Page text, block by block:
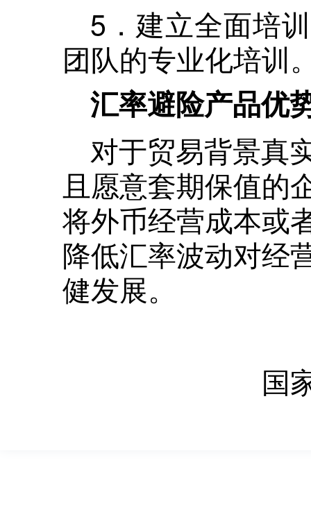
5．建立全面培
团队的专业化培训
汇率避险产品优
对于贸易背景真
且愿意套期保值的
将外币经营成本或
降低汇率波动对经
健发展。
国